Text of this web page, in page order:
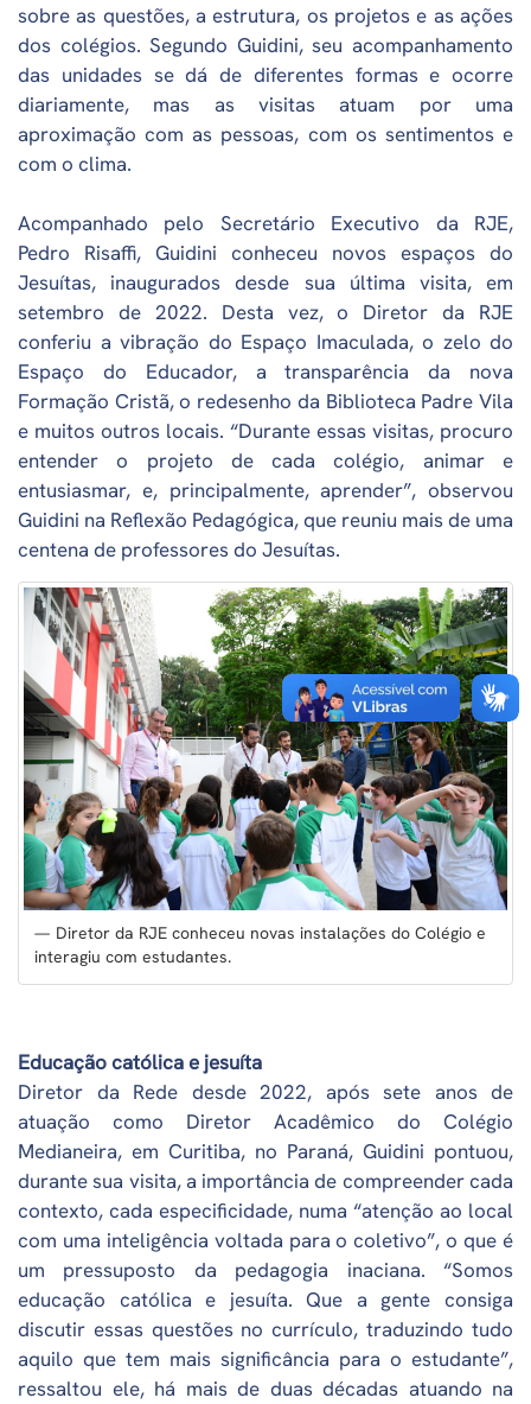
sobre as questões, a estrutura, os projetos e as ações
dos colégios. Segundo Guidini, seu acompanhamento
das unidades se dá de diferentes formas e ocorre
diariamente, mas as visitas atuam por uma
aproximação com as pessoas, com os sentimentos e
com o clima.
Acompanhado pelo Secretário Executivo da RJE,
Pedro Risaffi, Guidini conheceu novos espaços do
Jesuítas, inaugurados desde sua última visita, em
setembro de 2022. Desta vez, o Diretor da RJE
conferiu a vibração do Espaço Imaculada, o zelo do
Espaço do Educador, a transparência da nova
Formação Cristã, o redesenho da Biblioteca Padre Vila
e muitos outros locais. “Durante essas visitas, procuro
entender o projeto de cada colégio, animar e
entusiasmar, e, principalmente, aprender”, observou
Guidini na Reflexão Pedagógica, que reuniu mais de uma
centena de professores do Jesuítas.
Diretor da RJE conheceu novas instalações do Colégio e
interagiu com estudantes.
Educação católica e jesuíta
Diretor da Rede desde 2022, após sete anos de
atuação como Diretor Acadêmico do Colégio
Medianeira, em Curitiba, no Paraná, Guidini pontuou,
durante sua visita, a importância de compreender cada
contexto, cada especificidade, numa “atenção ao local
com uma inteligência voltada para o coletivo”, o que é
um pressuposto da pedagogia inaciana. “Somos
educação católica e jesuíta. Que a gente consiga
discutir essas questões no currículo, traduzindo tudo
aquilo que tem mais significância para o estudante”,
ressaltou ele, há mais de duas décadas atuando na